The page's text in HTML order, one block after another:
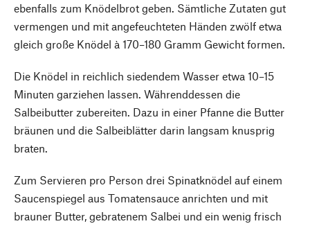
ebenfalls zum Knödelbrot geben. Sämtliche Zutaten gut
vermengen und mit angefeuchteten Händen zwölf etwa
gleich große Knödel à 170–180 Gramm Gewicht formen.
Die Knödel in reichlich siedendem Wasser etwa 10–15
Minuten garziehen lassen. Währenddessen die
Salbeibutter zubereiten. Dazu in einer Pfanne die Butter
bräunen und die Salbeiblätter darin langsam knusprig
braten.
Zum Servieren pro Person drei Spinatknödel auf einem
Saucenspiegel aus Tomatensauce anrichten und mit
brauner Butter, gebratenem Salbei und ein wenig frisch